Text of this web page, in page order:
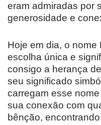
eram admiradas por
generosidade e
Hoje em dia, o
escolha única e
consigo a herança
seu significado
carregam esse
sua conexão com
bênção,